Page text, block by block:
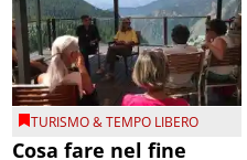
TURISMO & TEMPO LIBERO
Cosa fare nel fine